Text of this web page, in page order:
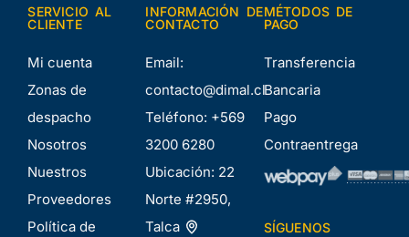
SERVICIO AL
CLIENTE
Mi cuenta
Zonas de
despacho
Nosotros
Nuestros
Proveedores
Política de
INFORMACIÓN DE
CONTACTO
Email:
contacto@dimal.cl
Teléfono: +569
3200 6280
Ubicación: 22
Norte #2950,
Talca
MÉTODOS DE
PAGO
Transferencia
Bancaria
Pago
Contraentrega
SÍGUENOS